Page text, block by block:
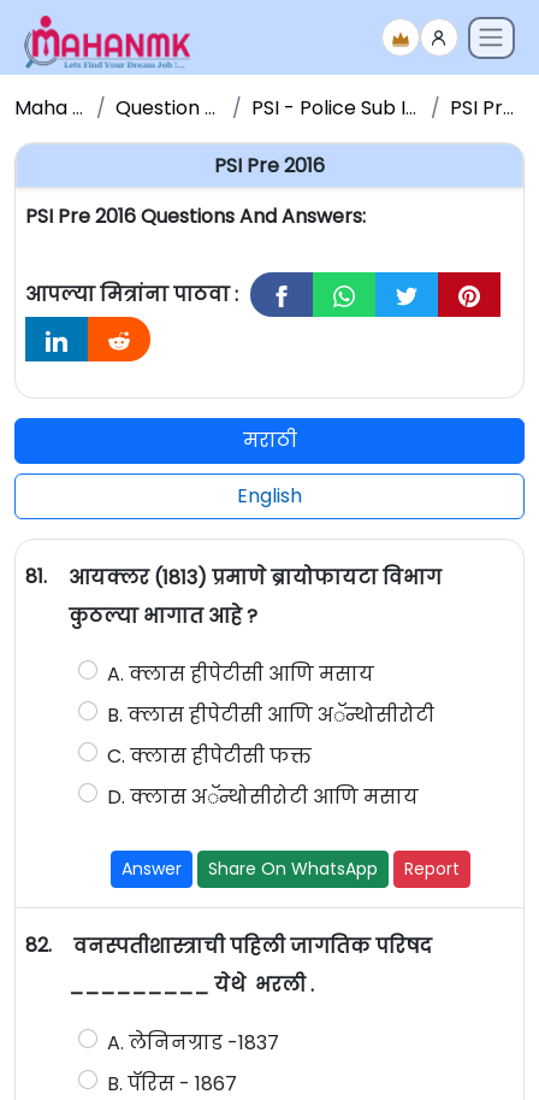
Maha NMK Question Papers PSI - Police Sub Inspector PSI Pre 2016
PSI Pre 2016
PSI Pre 2016 Questions And Answers:
आपल्या मित्रांना पाठवा :
मराठी
English
81.
आयक्लर (1813) प्रमाणे ब्रायोफायटा विभाग
कुठल्या भागात आहे ?
A. क्लास हीपेटीसी आणि मसाय
B. क्लास हीपेटीसी आणि अॅन्थोसीरोटी
C. क्लास हीपेटीसी फक्त
D. क्लास अॅन्थोसीरोटी आणि मसाय
Answer Share On WhatsApp Report
82.
वनस्पतीशास्त्राची पहिली जागतिक परिषद
_________ येथे भरली .
A. लेनिनग्राड -1837
B. पॅरिस - 1867